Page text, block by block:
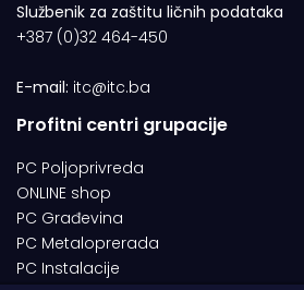
Službenik za zaštitu ličnih podataka
+387 (0)32 464-450
E-mail: itc@itc.ba
Profitni centri grupacije
PC Poljoprivreda
ONLINE shop
PC Građevina
PC Metaloprerada
PC Instalacije